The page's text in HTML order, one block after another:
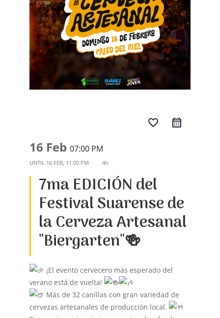
favorite_border
16 Feb 07:00 PM
UNTIL 16 FEB, 11:00 PM 4h
7ma EDICIÓN del
Festival Suarense de
la Cerveza Artesanal
"Biergarten"🍻
¡El evento cervecero más esperado del
verano está de vuelta!
Más de 32 canillas con gran variedad de
cervezas artesanales de producción local.